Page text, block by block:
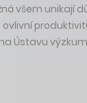
všem unikají
Ústavu